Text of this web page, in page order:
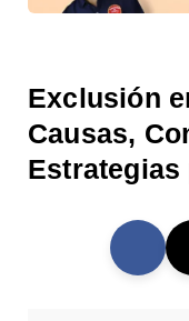
Exclusión
Causas,
Estrategias